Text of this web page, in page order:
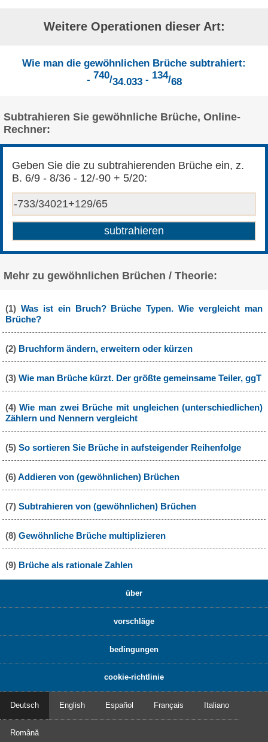
Weitere Operationen dieser Art:
Wie man die gewöhnlichen Brüche subtrahiert:
- 740/34.033- 134/68
Subtrahieren Sie gewöhnliche Brüche, Online-
Rechner:
Geben Sie die zu subtrahierenden Brüche ein, z.
B. 6/9 - 8/36 - 12/-90 + 5/20:
Mehr zu gewöhnlichen Brüchen / Theorie:
(1) Was ist ein Bruch? Brüche Typen. Wie vergleicht man
Brüche?
(2) Bruchform ändern, erweitern oder kürzen
(3) Wie man Brüche kürzt. Der größte gemeinsame Teiler, ggT
(4)Wie man zwei Brüche mit ungleichen (unterschiedlichen)
Zählern und Nennern vergleicht
(5) So sortieren Sie Brüche in aufsteigender Reihenfolge
(6)Addieren von (gewöhnlichen) Brüchen
(7) Subtrahieren von (gewöhnlichen) Brüchen
(8) Gewöhnliche Brüche multiplizieren
(9) Brüche als rationale Zahlen
über
vorschläge
bedingungen
cookie-richtlinie
Deutsch English Español Français Italiano
Română